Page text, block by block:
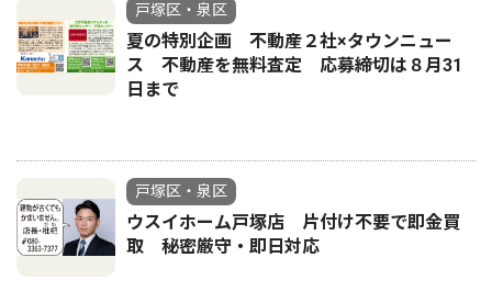
戸塚区・泉区
夏の特別企画 不動産２社×タウンニュー
ス 不動産を無料査定 応募締切は８月31
日まで
戸塚区・泉区
ウスイホーム戸塚店 片付け不要で即金買
取 秘密厳守・即日対応